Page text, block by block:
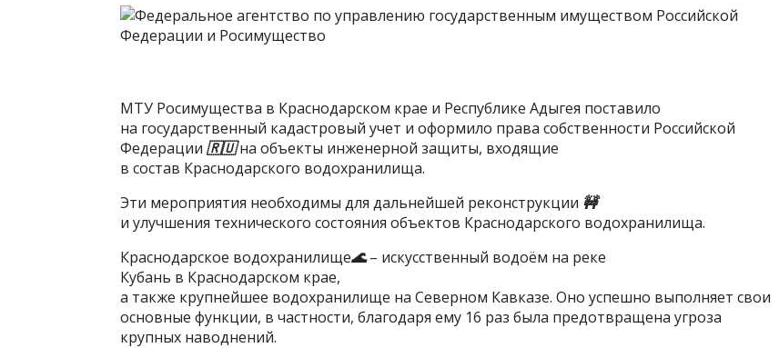
МТУ Росимущества в Краснодарском крае и Республике Адыгея поставило
на государственный кадастровый учет и оформило права собственности Российской
Федерации 🇷🇺на объекты инженерной защиты, входящие
в состав Краснодарского водохранилища.
Эти мероприятия необходимы для дальнейшей реконструкции 🚧
и улучшения технического состояния объектов Краснодарского водохранилища.
Краснодарское водохранилище🌊– искусственный водоём на реке
Кубань в Краснодарском крае,
а также крупнейшее водохранилище на Северном Кавказе. Оно успешно выполняет свои
основные функции, в частности, благодаря ему 16 раз была предотвращена угроза
крупных наводнений.